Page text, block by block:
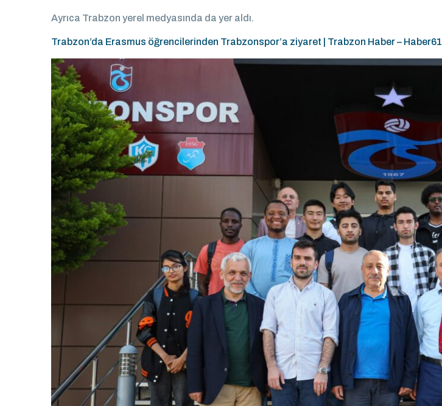
Ayrıca Trabzon yerel medyasında da yer aldı.
Trabzon’da Erasmus öğrencilerinden Trabzonspor’a ziyaret | Trabzon Haber – Haber61